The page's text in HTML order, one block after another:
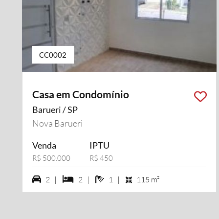
CC0002
Casa em Condomínio
Barueri / SP
Nova Barueri
Venda
R$ 500.000
IPTU
R$ 450
2 vagas na garagem
2 | 2 dormiórios
2 | 1 banheiros
1 | 115 m²